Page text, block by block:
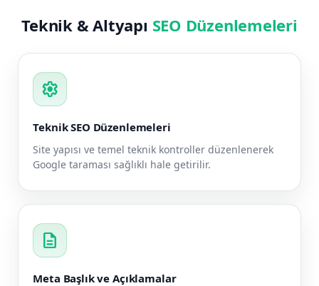
Teknik & Altyapı SEO Düzenlemeleri
settings
Teknik SEO Düzenlemeleri
Site yapısı ve temel teknik kontroller düzenlenerek
Google taraması sağlıklı hale getirilir.
description
Meta Başlık ve Açıklamalar